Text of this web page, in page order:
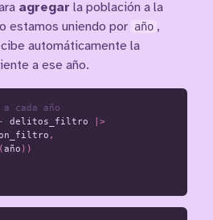
agregar la población a la
estamos uniendo por año ,
automáticamente la
a ese año.
cada año
delitos_filtro
|>
,
(año ))